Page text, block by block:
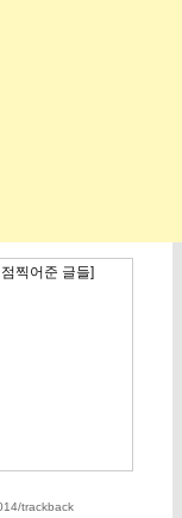
찍어준 글들]
trackback